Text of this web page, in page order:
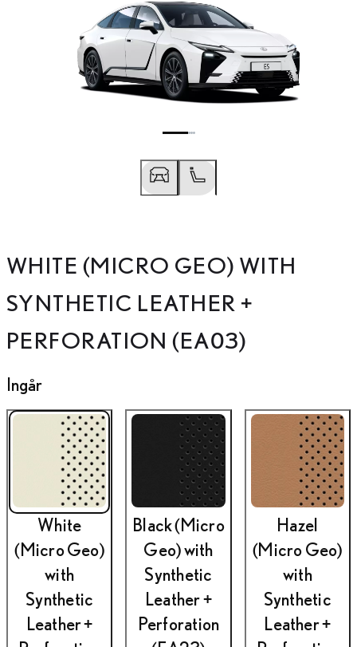
Föregående bildNästa bild
WHITE (MICRO GEO) WITH
SYNTHETIC LEATHER +
PERFORATION (EA03)
Ingår
White
(Micro Geo)
with
Synthetic
Leather +
Black (Micro
Geo) with
Synthetic
Leather +
Perforation
Hazel
(Micro Geo)
with
Synthetic
Leather +